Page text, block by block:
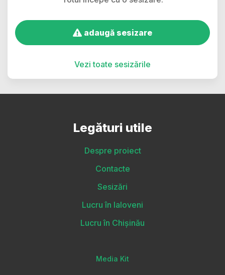
adaugă sesizare
Vezi toate sesizările
Legături utile
Despre proiect
Contacte
Sesizări
Lucru în Ialoveni
Lucru în Chișinău
Media Kit